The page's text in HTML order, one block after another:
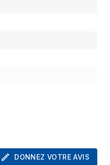
DONNEZ VOTRE AVIS